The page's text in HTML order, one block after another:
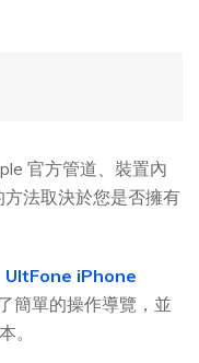
官方管道、裝置內
法取決於您是否擁有
UltFone iPhone
簡單的操作導覽，並
。